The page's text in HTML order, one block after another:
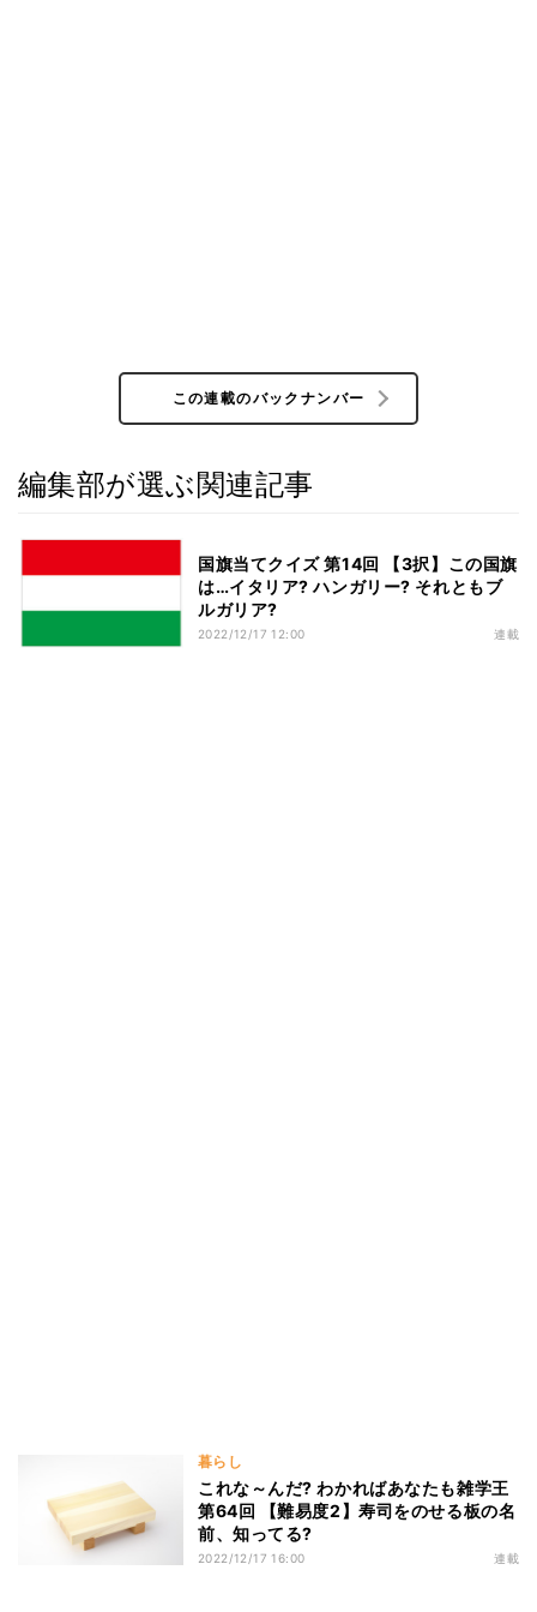
この連載のバックナンバー
編集部が選ぶ関連記事
国旗当てクイズ 第14回 【3択】この国旗
は…イタリア? ハンガリー? それともブ
ルガリア?
2022/12/17 12:00 連載
暮らし
これな～んだ? わかればあなたも雑学王
第64回 【難易度2】寿司をのせる板の名
前、知ってる?
2022/12/17 16:00 連載